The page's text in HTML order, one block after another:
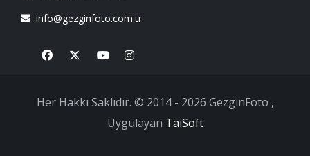
info@gezginfoto.com.tr
Her Hakkı Saklıdır. © 2014 - 2026 GezginFoto ,
Uygulayan TaiSoft